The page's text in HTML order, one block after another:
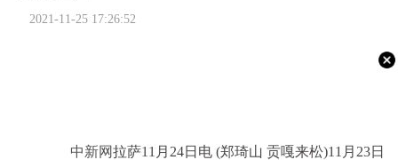
2021-11-25 17:26:52
中新网拉萨11月24日电 (郑琦山 贡嘎来松)11月23日